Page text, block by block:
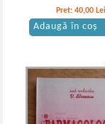
Pret:40,00 Lei
Adaugă în coș